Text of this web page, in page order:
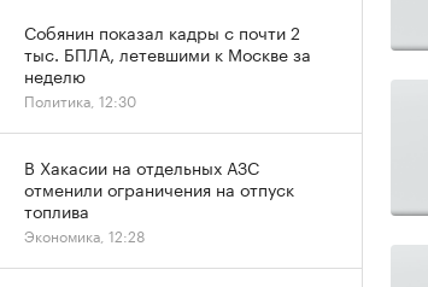
Собянин показал кадры с почти 2
тыс. БПЛА, летевшими к Москве за
неделю
Политика, 12:30
В Хакасии на отдельных АЗС
отменили ограничения на отпуск
топлива
Экономика, 12:28